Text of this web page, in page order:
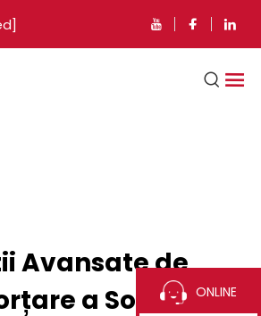
Avansate de
a Solului ONLINE